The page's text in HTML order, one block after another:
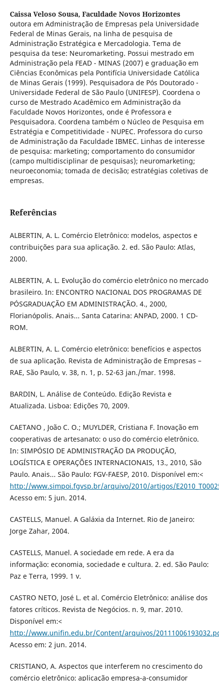
Caissa Veloso Sousa, Faculdade Novos Horizontes
outora em Administração de Empresas pela Universidade
Federal de Minas Gerais, na linha de pesquisa de
Administração Estratégica e Mercadologia. Tema de
pesquisa da tese: Neuromarketing. Possui mestrado em
Administração pela FEAD - MINAS (2007) e graduação em
Ciências Econômicas pela Pontifícia Universidade Católica
de Minas Gerais (1999). Pesquisadora de Pós Doutorado -
Universidade Federal de São Paulo (UNIFESP). Coordena o
curso de Mestrado Acadêmico em Administração da
Faculdade Novos Horizontes, onde é Professora e
Pesquisadora. Coordena também o Núcleo de Pesquisa em
Estratégia e Competitividade - NUPEC. Professora do curso
de Administração da Faculdade IBMEC. Linhas de interesse
de pesquisa: marketing; comportamento do consumidor
(campo multidisciplinar de pesquisas); neuromarketing;
neuroeconomia; tomada de decisão; estratégias coletivas de
empresas.
Referências
ALBERTIN, A. L. Comércio Eletrônico: modelos, aspectos e
contribuições para sua aplicação. 2. ed. São Paulo: Atlas,
2000.
ALBERTIN, A. L. Evolução do comércio eletrônico no mercado
brasileiro. In: ENCONTRO NACIONAL DOS PROGRAMAS DE
PÓSGRADUAÇÃO EM ADMINISTRAÇÃO. 4., 2000,
Florianópolis. Anais... Santa Catarina: ANPAD, 2000. 1 CD-
ROM.
ALBERTIN, A. L. Comércio eletrônico: benefícios e aspectos
de sua aplicação. Revista de Administração de Empresas –
RAE, São Paulo, v. 38, n. 1, p. 52-63 jan./mar. 1998.
BARDIN, L. Análise de Conteúdo. Edição Revista e
Atualizada. Lisboa: Edições 70, 2009.
CAETANO , João C. O.; MUYLDER, Cristiana F. Inovação em
cooperativas de artesanato: o uso do comércio eletrônico.
In: SIMPÓSIO DE ADMINISTRAÇÃO DA PRODUÇÃO,
LOGÍSTICA E OPERAÇÕES INTERNACIONAIS, 13., 2010, São
Paulo. Anais... São Paulo: FGV-FAESP, 2010. Disponível em:<
http://www.simpoi.fgvsp.br/arquivo/2010/artigos/
Acesso em: 5 jun. 2014.
CASTELLS, Manuel. A Galáxia da Internet. Rio de Janeiro:
Jorge Zahar, 2004.
CASTELLS, Manuel. A sociedade em rede. A era da
informação: economia, sociedade e cultura. 2. ed. São Paulo:
Paz e Terra, 1999. 1 v.
CASTRO NETO, José L. et al. Comércio Eletrônico: análise dos
fatores críticos. Revista de Negócios. n. 9, mar. 2010.
Disponível em:<
http://www.unifin.edu.br/Content/arquivos/
Acesso em: 2 jun. 2014.
CRISTIANO, A. Aspectos que interferem no crescimento do
comércio eletrônico: aplicação empresa-a-consumidor